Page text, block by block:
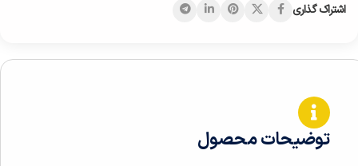
اشتراک گذاری
توضیحات محصول